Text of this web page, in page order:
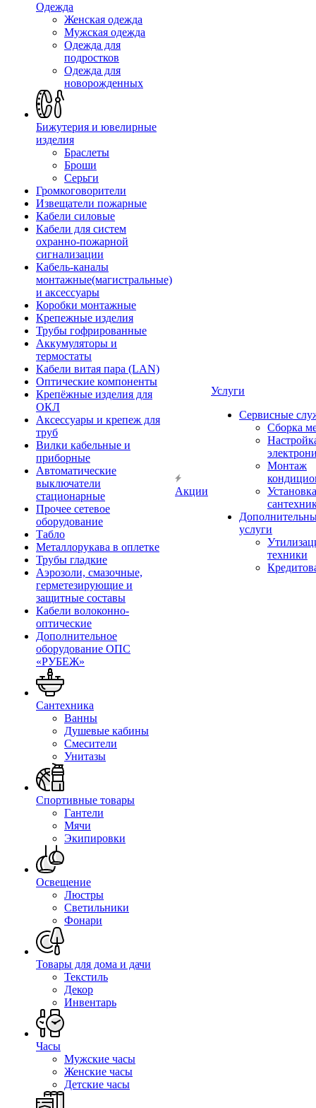
Одежда
Женская одежда
Мужская одежда
Одежда для
подростков
Одежда для
новорожденных
Бижутерия и ювелирные
изделия
Браслеты
Броши
Серьги
Громкоговорители
Извещатели пожарные
Кабели силовые
Кабели для систем
охранно-пожарной
сигнализации
Кабель-каналы
монтажные(магистральные)
и аксессуары
Коробки монтажные
Крепежные изделия
Трубы гофрированные
Аккумуляторы и
термостаты
Кабели витая пара (LAN)
Оптические компоненты
Крепёжные изделия для
ОКЛ
Аксессуары и крепеж для
труб
Вилки кабельные и
приборные
Автоматические
выключатели
стационарные
Прочее сетевое
оборудование
Табло
Металлорукава в оплетке
Трубы гладкие
Аэрозоли, смазочные,
герметезирующие и
защитные составы
Кабели волоконно-
оптические
Дополнительное
оборудование ОПС
«РУБЕЖ»
Сантехника
Ванны
Душевые кабины
Смесители
Унитазы
Спортивные товары
Гантели
Мячи
Экипировки
Освещение
Люстры
Светильники
Фонари
Товары для дома и дачи
Текстиль
Декор
Инвентарь
Часы
Мужские часы
Женские часы
Детские часы
Акции
Услуги
Сервисные
Сборка
Монтаж
Установка
услуги
техники